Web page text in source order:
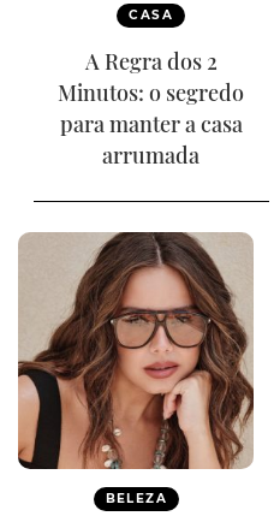
CASA
A Regra dos 2
Minutos: o segredo
para manter a casa
arrumada
BELEZA